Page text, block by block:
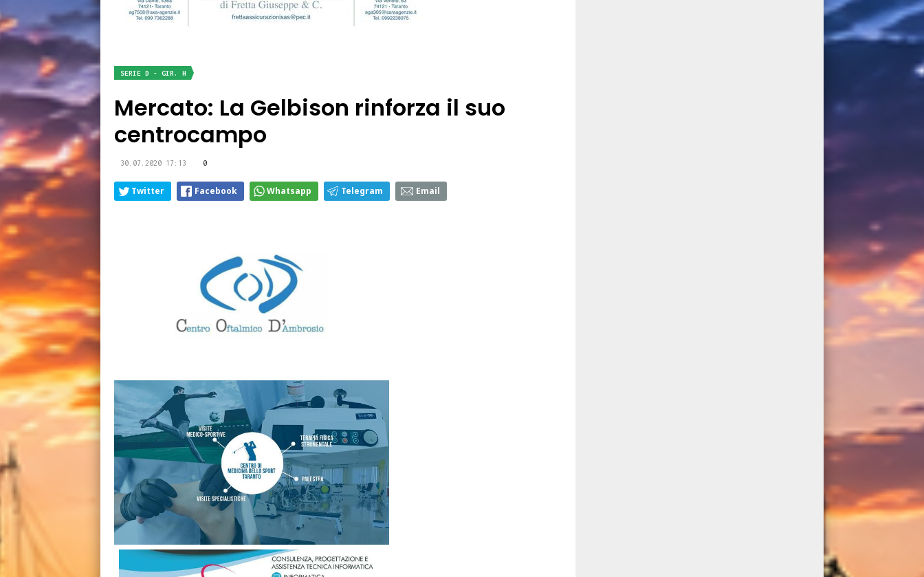
SERIE D - GIR. H
Mercato: La Gelbison rinforza il suo
centrocampo
30.07.2020 17:13 0
Twitter Facebook Whatsapp Telegram Email